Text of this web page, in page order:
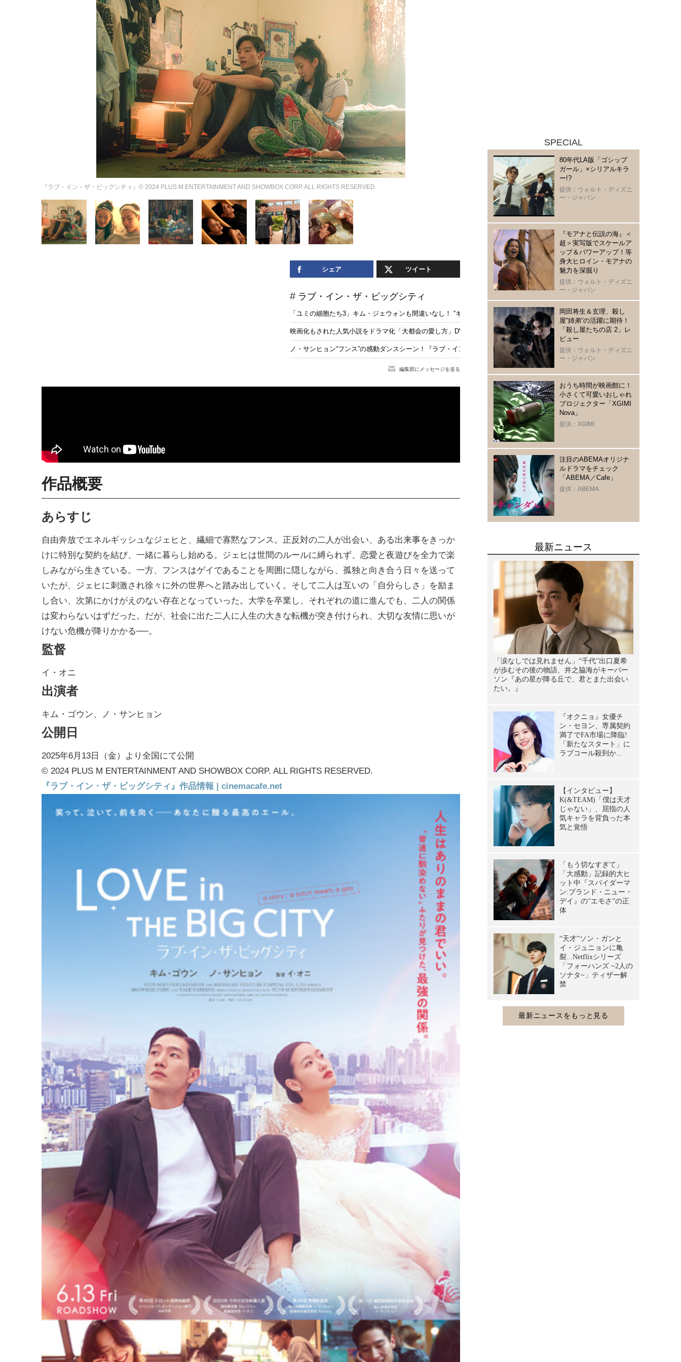
『ラブ・イン・ザ・ビッグシティ』© 2024 PLUS M ENTERTAINMENT AND SHOWBOX CORP. ALL RIGHTS RESERVED.
シェア ツイート
ラブ・イン・ザ・ビッグシティ
「ユミの細胞たち3」キム・ジェウォンも間違いなし！ “キム・ゴウンと共演”はブレイクの実証
映画化もされた人気小説をドラマ化「大都会の愛し方」DVD-BOXリリース
ノ・サンヒョン“フンス”の感動ダンスシーン！『ラブ・イン・ザ・ビッグシティ』本編映像
編集部にメッセージを送る
作品概要
あらすじ
自由奔放でエネルギッシュなジェヒと、繊細で寡黙なフンス。正反対の二人が出会い、ある出来事をきっか
けに特別な契約を結び、一緒に暮らし始める。ジェヒは世間のルールに縛られず、恋愛と夜遊びを全力で楽
しみながら生きている。一方、フンスはゲイであることを周囲に隠しながら、孤独と向き合う日々を送って
いたが、ジェヒに刺激され徐々に外の世界へと踏み出していく。そして二人は互いの「自分らしさ」を励ま
し合い、次第にかけがえのない存在となっていった。大学を卒業し、それぞれの道に進んでも、二人の関係
は変わらないはずだった。だが、社会に出た二人に人生の大きな転機が突き付けられ、大切な友情に思いが
けない危機が降りかかる──。
監督
イ・オニ
出演者
キム・ゴウン、ノ・サンヒョン
公開日
2025年6月13日（金）より全国にて公開
© 2024 PLUS M ENTERTAINMENT AND SHOWBOX CORP. ALL RIGHTS RESERVED.
『ラブ・イン・ザ・ビッグシティ』作品情報 | cinemacafe.net
SPECIAL
80年代LA版「ゴシップ
ガール」×シリアルキラ
ー!?
提供：ウォルト・ディズニ
ー・ジャパン
『モアナと伝説の海』＜
超＞実写版でスケールア
ップ＆パワーアップ！等
身大ヒロイン・モアナの
魅力を深掘り
提供：ウォルト・ディズニ
ー・ジャパン
岡田将生＆玄理、殺し
屋“姉弟“の活躍に期待！
「殺し屋たちの店 2」レ
ビュー
提供：ウォルト・ディズニ
ー・ジャパン
おうち時間が映画館に！
小さくて可愛いおしゃれ
プロジェクター「XGIMI
Nova」
提供：XGIMI
注目のABEMAオリジナ
ルドラマをチェック
「ABEMA／Cafe」
提供：ABEMA